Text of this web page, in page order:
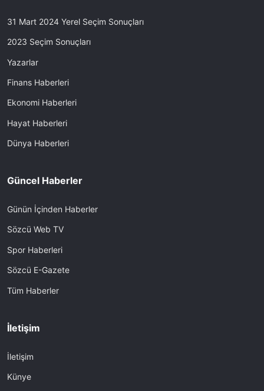
31 Mart 2024 Yerel Seçim Sonuçları
2023 Seçim Sonuçları
Yazarlar
Finans Haberleri
Ekonomi Haberleri
Hayat Haberleri
Dünya Haberleri
Güncel Haberler
Günün İçinden Haberler
Sözcü Web TV
Spor Haberleri
Sözcü E-Gazete
Tüm Haberler
İletişim
İletişim
Künye